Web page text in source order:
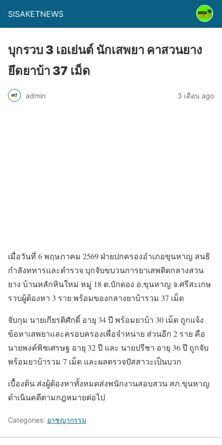
SISAKETNEWS
บุกรวบ 3 เอเย่นต์ นักเสพยา คาสวนยาง
ยึดยาบ้า 37 เม็ด
admin 3 เดือน ago
เมื่อวันที่ 6 พฤษภาคม 2569 ฝ่ายปกครองอำเภอขุนหาญ สนธิ
กำลังทหารและตำรวจ บุกจับขบวนการยาเสพติดกลางสวน
ยาง บ้านหลักหินใหม่ หมู่ 18 ต.บักดอง อ.ขุนหาญ จ.ศรีสะเกษ
รวบผู้ต้องหา 3 ราย พร้อมของกลางยาบ้ารวม 37 เม็ด
จับกุม นายเกียรติศักดิ์ อายุ 34 ปี พร้อมยาบ้า 30 เม็ด ถูกแจ้ง
ข้อหาเสพยาและครอบครองเพื่อจำหน่าย ส่วนอีก 2 ราย คือ
นายพงค์พิชเศรษฐ อายุ 32 ปี และ นายปรีชา อายุ 36 ปี ถูกจับ
พร้อมยาบ้ารวม 7 เม็ด และผลตรวจปัสสาวะเป็นบวก
เบื้องต้น ส่งผู้ต้องหาทั้งหมดส่งพนักงานสอบสวน สภ.ขุนหาญ
ดำเนินคดีตามกฎหมายต่อไป
Categories: อาชญากรรม